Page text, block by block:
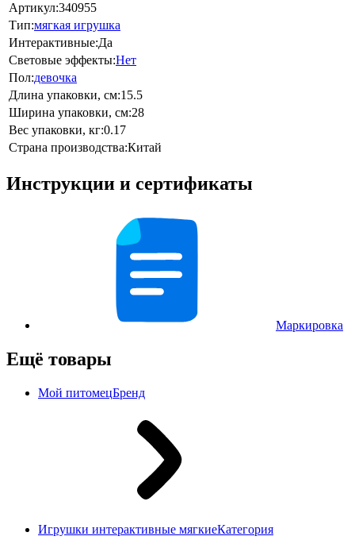
Артикул:340955
Тип:мягкая игрушка
Интерактивные:Да
Световые эффекты:Нет
Пол:девочка
Длина упаковки, см:15.5
Ширина упаковки, см:28
Вес упаковки, кг:0.17
Страна производства:Китай
Инструкции и сертификаты
Маркировка
Ещё товары
Мой питомецБренд
Игрушки интерактивные мягкиеКатегория